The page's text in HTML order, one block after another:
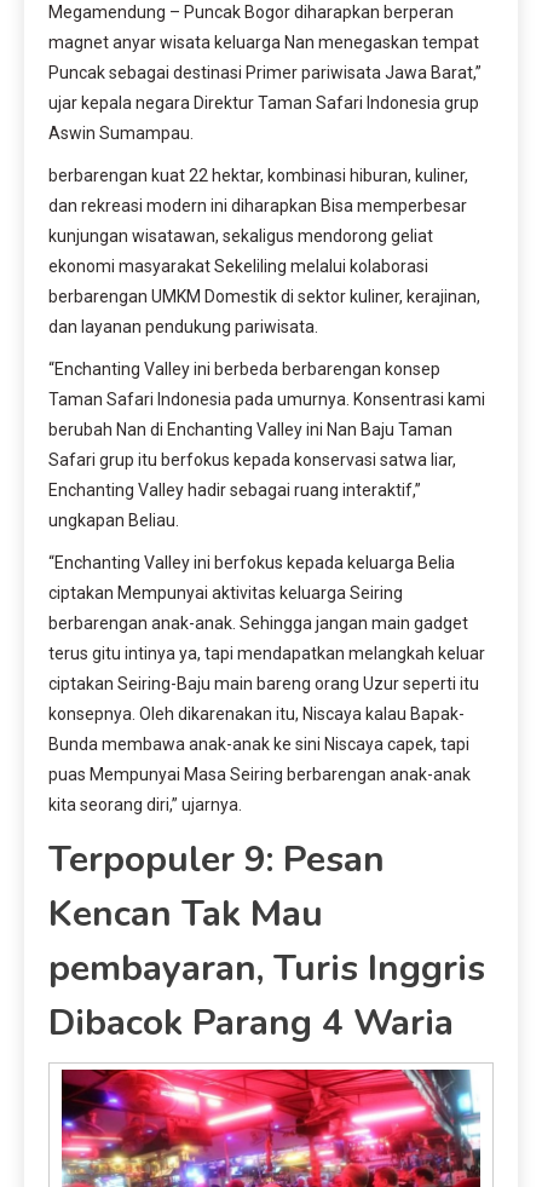
Megamendung – Puncak Bogor diharapkan berperan
magnet anyar wisata keluarga Nan menegaskan tempat
Puncak sebagai destinasi Primer pariwisata Jawa Barat,”
ujar kepala negara Direktur Taman Safari Indonesia grup
Aswin Sumampau.
berbarengan kuat 22 hektar, kombinasi hiburan, kuliner,
dan rekreasi modern ini diharapkan Bisa memperbesar
kunjungan wisatawan, sekaligus mendorong geliat
ekonomi masyarakat Sekeliling melalui kolaborasi
berbarengan UMKM Domestik di sektor kuliner, kerajinan,
dan layanan pendukung pariwisata.
“Enchanting Valley ini berbeda berbarengan konsep
Taman Safari Indonesia pada umurnya. Konsentrasi kami
berubah Nan di Enchanting Valley ini Nan Baju Taman
Safari grup itu berfokus kepada konservasi satwa liar,
Enchanting Valley hadir sebagai ruang interaktif,”
ungkapan Beliau.
“Enchanting Valley ini berfokus kepada keluarga Belia
ciptakan Mempunyai aktivitas keluarga Seiring
berbarengan anak-anak. Sehingga jangan main gadget
terus gitu intinya ya, tapi mendapatkan melangkah keluar
ciptakan Seiring-Baju main bareng orang Uzur seperti itu
konsepnya. Oleh dikarenakan itu, Niscaya kalau Bapak-
Bunda membawa anak-anak ke sini Niscaya capek, tapi
puas Mempunyai Masa Seiring berbarengan anak-anak
kita seorang diri,” ujarnya.
Terpopuler 9: Pesan
Kencan Tak Mau
pembayaran, Turis Inggris
Dibacok Parang 4 Waria